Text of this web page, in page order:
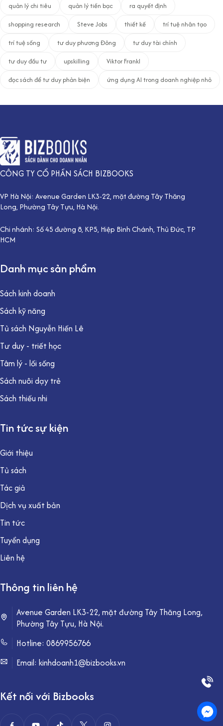
quản lý chi tiêu
quản lý tiền bạc
ra quyết định
shopping research
Steve Jobs thiết kế
trí tuệ nhân tạo
trí tuệ sống
tư duy phương Đông
tư duy tài chính
tư duy đầu tư
upskilling
Viktor Frankl
đọc sách để tư duy phản biện
ứng dụng AI trong doanh nghiệp nhỏ
CÔNG TY CỔ PHẦN SÁCH BIZBOOKS
VP Hà Nội: Avenue Garden LK3-22, mặt đường Tây Thăng
Long, Phường Tây Tựu, Hà Nội.
Chi nhánh: Số 45 đường 8, KP5, Hiệp Bình Chánh, Thủ Đức, TP
HCM
Danh mục sản phẩm
Sách kinh doanh
Sách kỹ năng
Tủ sách Nguyễn Hiến Lê
Tư duy - triết học
Tâm lý - lối sống
Sách nuôi dạy trẻ
Sách thiếu nhi
Tin tức sự kiện
Giới thiệu
Tủ sách
Tác giả
Dịch vụ xuất bản
Tin tức
Tuyển dụng
Liên hệ
Thông tin liên hệ
Avenue Garden LK3-22, mặt đường Tây Thăng Long,
Phường Tây Tựu, Hà Nội.
Hotline: 0869956766
Email: kinhdoanh1@bizbooks.vn
Kết nối với Bizbooks